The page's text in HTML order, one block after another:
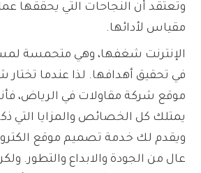
وتعتقد أن النجاحات التي يحققها
مقياس لأدائها.
الإنترنت شغفها، وهي متحمسة
في تحقيق أهدافها. لذا عندما تختار
موقع شركة مقاولات في الرياض،
يمتلك كل الخصائص والمزايا التي
ويقدم لك خدمة تصميم موقع
عال من الجودة والابداع والتطور.